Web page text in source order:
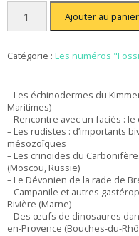
quantité
Fossiles
Ajouter au panier
Catégorie : Les numéros
– Les échinodermes du
Maritimes)
– Rencontre avec un faciès :
– Les rudistes : d’importants
mésozoïques
– Les crinoïdes du
(Moscou, Russie)
– Le Dévonien de la rade de
– Campanile et autres
Rivière (Marne)
– Des œufs de dinosaures
en-Provence (Bouches-du-